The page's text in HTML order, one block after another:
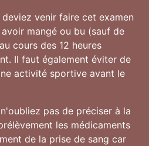
venir faire cet examen
mangé ou bu (sauf de
cours des 12 heures
Il faut également éviter de
activité sportive avant le
pas de préciser à la
les médicaments
de la prise de sang car